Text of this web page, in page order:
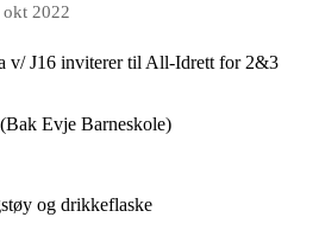
okt 2022
v/ J16 inviterer til All-Idrett for 2&3
Evje Barneskole)
og drikkeflaske